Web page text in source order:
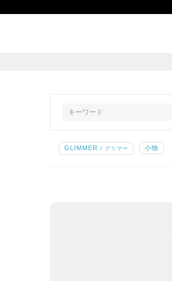
GLIMMER / グリマー 小物